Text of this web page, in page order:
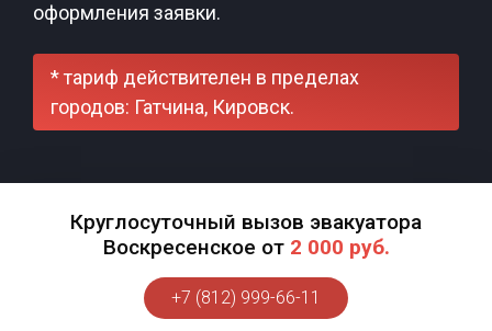
оформления заявки.
* тариф действителен в пределах
городов: Гатчина, Кировск.
Круглосуточный вызов эвакуатора
Воскресенское от 2 000 руб.
+7 (812) 999-66-11